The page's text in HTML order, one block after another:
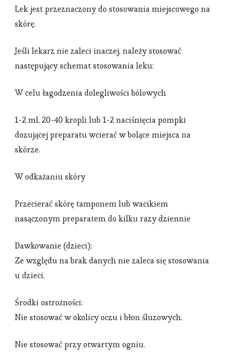
Lek jest przeznaczony do stosowania miejscowego na
skórę.
Jeśli lekarz nie zaleci inaczej, należy stosować
następujący schemat stosowania leku:
W celu łagodzenia dolegliwości bólowych
1-2 ml, 20-40 kropli lub 1-2 naciśnięcia pompki
dozującej preparatu wcierać w bolące miejsca na
skórze.
W odkażaniu skóry
Przecierać skórę tamponem lub wacikiem
nasączonym preparatem do kilku razy dziennie
Dawkowanie (dzieci):
Ze względu na brak danych nie zaleca się stosowania
u dzieci.
Środki ostrożności:
Nie stosować w okolicy oczu i błon śluzowych.
Nie stosować przy otwartym ogniu.